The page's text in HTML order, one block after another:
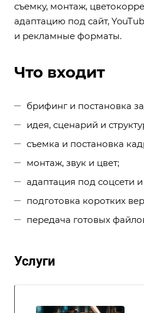
съемку, монтаж,
адаптацию под сайт,
и рекламные форматы.
Что входит
брифинг и постановка
идея, сценарий и
съемка и постановка
монтаж, звук и цвет;
адаптация под соцсети и
подготовка коротких
передача готовых
Услуги